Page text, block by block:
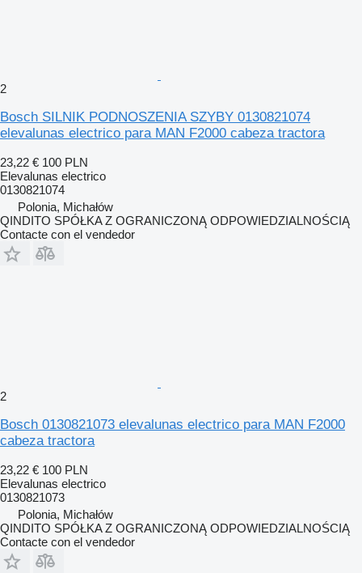
2
Bosch SILNIK PODNOSZENIA SZYBY 0130821074
elevalunas electrico para MAN F2000 cabeza tractora
23,22 € 100 PLN
Elevalunas electrico
0130821074
Polonia, Michałów
QINDITO SPÓŁKA Z OGRANICZONĄ ODPOWIEDZIALNOŚCIĄ
Contacte con el vendedor
2
Bosch 0130821073 elevalunas electrico para MAN F2000
cabeza tractora
23,22 € 100 PLN
Elevalunas electrico
0130821073
Polonia, Michałów
QINDITO SPÓŁKA Z OGRANICZONĄ ODPOWIEDZIALNOŚCIĄ
Contacte con el vendedor